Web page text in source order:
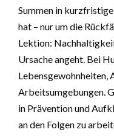
Summen in
hat – nur um die
Lektion:
Ursache angeht. Bei
Lebensgewohnheiten,
Arbeitsumgebungen.
in Prävention und
an den Folgen zu